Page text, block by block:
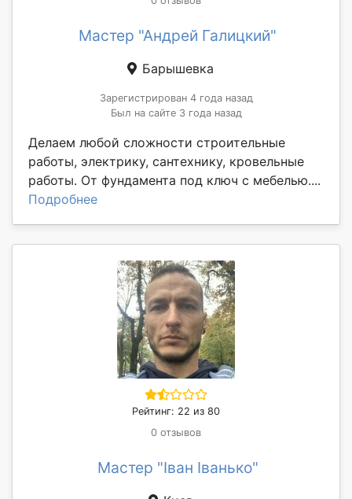
Мастер "Андрей Галицкий"
Барышевка
Зарегистрирован 4 года назад
Был на сайте 3 года назад
Делаем любой сложности строительные
работы, электрику, сантехнику, кровельные
работы. От фундамента под ключ с мебелью....
Подробнее
Рейтинг: 22 из 80
0 отзывов
Мастер "Іван Іванько"